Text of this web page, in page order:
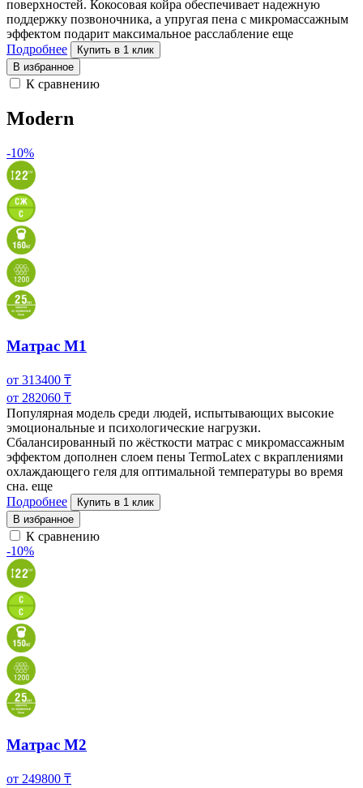
поверхностей. Кокосовая койра обеспечивает надежную
поддержку позвоночника, а упругая пена с микромассажным
эффектом подарит максимальное расслабление еще
Подробнее
Купить в 1 клик
В избранное
К сравнению
Modern
-10%
Матрас M1
от 313400 ₸
от 282060 ₸
Популярная модель среди людей, испытывающих высокие
эмоциональные и психологические нагрузки.
Сбалансированный по жёсткости матрас с микромассажным
эффектом дополнен слоем пены TermoLatex с вкраплениями
охлаждающего геля для оптимальной температуры во время
сна. еще
Подробнее
Купить в 1 клик
В избранное
К сравнению
-10%
Матрас M2
от 249800 ₸